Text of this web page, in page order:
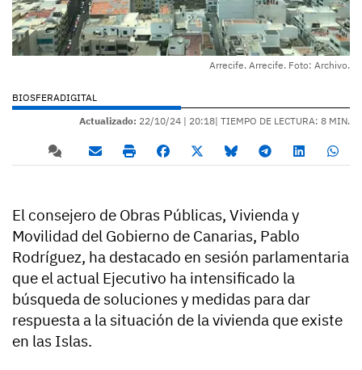
Arrecife. Arrecife. Foto: Archivo.
BIOSFERADIGITAL
Actualizado: 22/10/24 | 20:18| TIEMPO DE LECTURA: 8 MIN.
El consejero de Obras Públicas, Vivienda y
Movilidad del Gobierno de Canarias, Pablo
Rodríguez, ha destacado en sesión parlamentaria
que el actual Ejecutivo ha intensificado la
búsqueda de soluciones y medidas para dar
respuesta a la situación de la vivienda que existe
en las Islas.